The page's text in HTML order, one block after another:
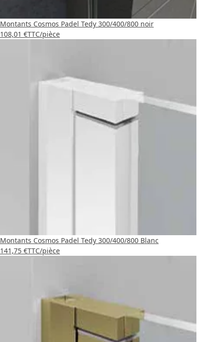
Montants Cosmos Padel Tedy 300/400/800 noir
108,01 €TTC/pièce
Montants Cosmos Padel Tedy 300/400/800 Blanc
141,75 €TTC/pièce